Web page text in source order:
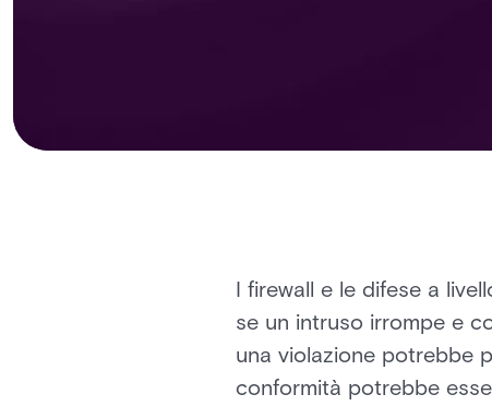
I firewall e le difese a
se un intruso irrompe e
una violazione potrebbe
conformità potrebbe